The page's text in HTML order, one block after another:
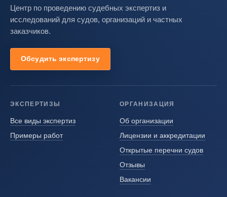
Центр по проведению судебных экспертиз и
исследований для судов, организаций и частных
заказчиков.
Обсудить экспертизу
ЭКСПЕРТИЗЫ
Все виды экспертиз
Примеры работ
ОРГАНИЗАЦИЯ
Об организации
Лицензии и аккредитации
Открытые перечни судов
Отзывы
Вакансии